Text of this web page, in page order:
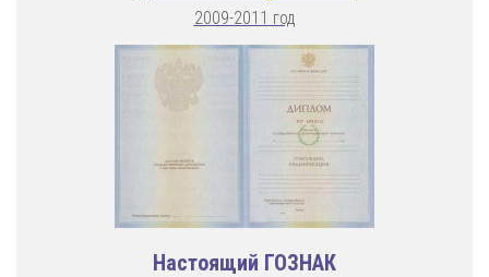
2009-2011 год
Настоящий ГОЗНАК